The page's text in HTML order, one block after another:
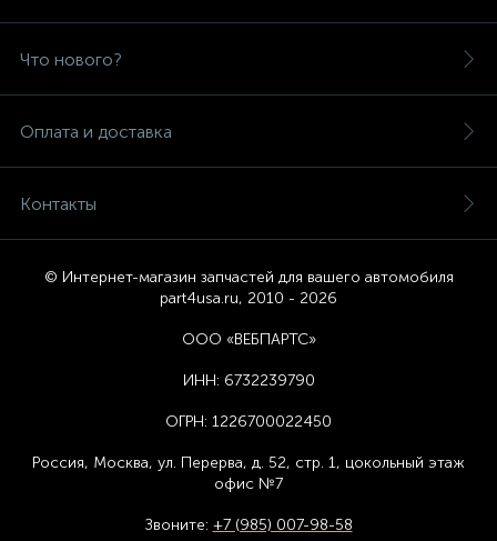
Что нового?
Оплата и доставка
Контакты
© Интернет-магазин запчастей для вашего автомобиля
part4usa.ru, 2010 - 2026
ООО «ВЕБПАРТС»
ИНН: 6732239790
ОГРН: 1226700022450
Россия, Москва, ул. Перерва, д. 52, стр. 1, цокольный этаж
офис №7
Звоните: +7 (985) 007-98-58